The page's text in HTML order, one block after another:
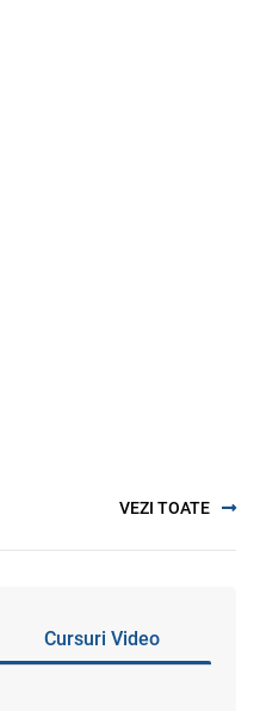
VEZI TOATE
Cursuri Video